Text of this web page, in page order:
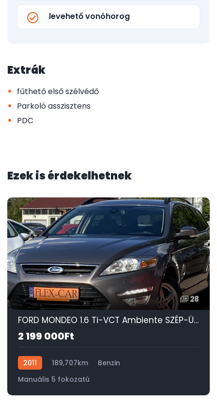
levehető vonóhorog
Extrák
• fűthető első szélvédő
• Parkoló asszisztens
• PDC
Ezek is érdekelhetnek
28
FORD MONDEO 1.6 Ti-VCT Ambiente SZÉP-ÜLÉSFŰTÉS-DIGIT KLÍMA-SONY-TEMPOMAT-PDC!
2 199 000Ft
2011 189,707km
Benzin
Manuális 5 fokozatú